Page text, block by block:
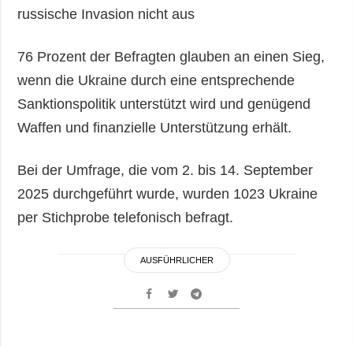
russische Invasion nicht aus
76 Prozent der Befragten glauben an einen Sieg,
wenn die Ukraine durch eine entsprechende
Sanktionspolitik unterstützt wird und genügend
Waffen und finanzielle Unterstützung erhält.
Bei der Umfrage, die vom 2. bis 14. September
2025 durchgeführt wurde, wurden 1023 Ukraine
per Stichprobe telefonisch befragt.
AUSFÜHRLICHER